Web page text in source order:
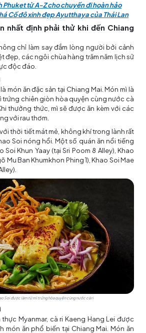
Phuket từ A-Z cho chuyến đi hoàn hảo
Cố đô xinh đẹp Ayutthaya của Thái Lan
nhất định phải thử khi đến Chiang
chỉ làm say đắm lòng người bởi cảnh
đẹp, các ngôi chùa hàng trăm năm lịch sử
độc đáo.
món ăn đặc sản tại Chiang Mai. Món mì là
trứng chiên giòn hòa quyện cùng nước cà
thưởng thức, mì sẽ được ăn kèm với các
với rau thơm.
thời tiết mát mẻ, không khí trong lành rất
Soi nóng hổi. Một số quán ăn nổi tiếng
Soi Khun Yaay (tại Sri Poom 8 Alley), Khao
Mu Ban Khumkhon Phing 1), Khao Soi Mae
Soi được làm từ mì trứng hòa quyện cùng nước cà ri
Myanmar, cà ri Kaeng Hang Lei được
món ăn phổ biến tại Chiang Mai. Món ăn